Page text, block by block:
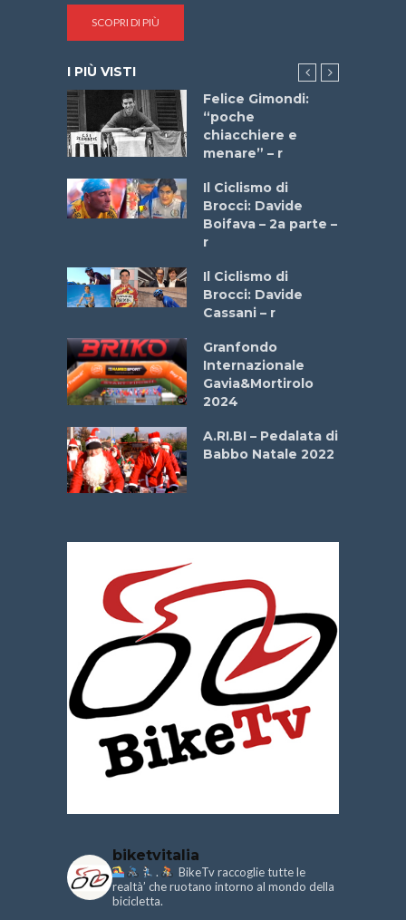
SCOPRI DI PIÙ
I PIÙ VISTI
Felice Gimondi:
“poche
chiacchiere e
menare” – r
Il Ciclismo di
Brocci: Davide
Boifava – 2a parte –
r
Il Ciclismo di
Brocci: Davide
Cassani – r
Granfondo
Internazionale
Gavia&Mortirolo
2024
A.RI.BI – Pedalata di
Babbo Natale 2022
biketvitalia
.
BikeTv raccoglie tutte le
realtà’ che ruotano intorno al mondo della
bicicletta.